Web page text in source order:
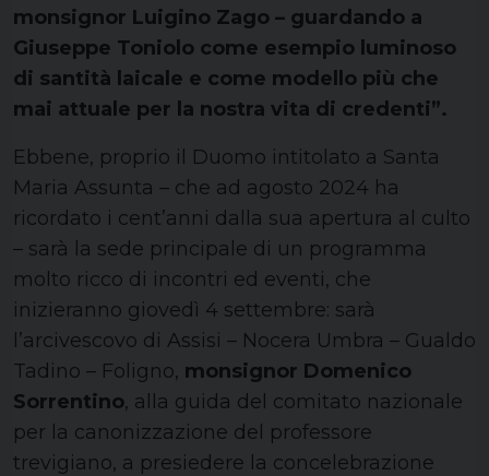
monsignor Luigino Zago – guardando a
Giuseppe Toniolo come esempio luminoso
di santità laicale e come modello più che
mai attuale per la nostra vita di credenti”.
Ebbene, proprio il Duomo intitolato a Santa
Maria Assunta – che ad agosto 2024 ha
ricordato i cent’anni dalla sua apertura al culto
– sarà la sede principale di un programma
molto ricco di incontri ed eventi, che
inizieranno giovedì 4 settembre: sarà
l’arcivescovo di Assisi – Nocera Umbra – Gualdo
Tadino – Foligno, monsignor Domenico
Sorrentino, alla guida del comitato nazionale
per la canonizzazione del professore
trevigiano, a presiedere la concelebrazione